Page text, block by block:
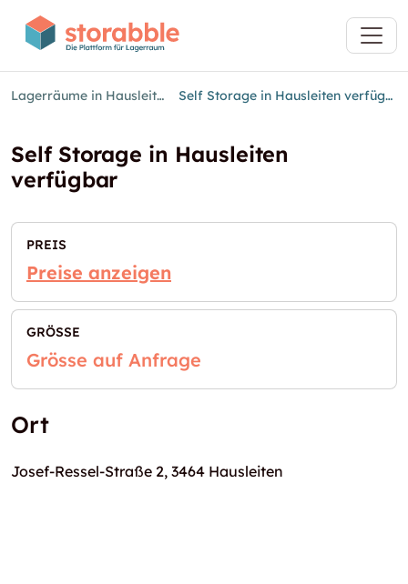
Lagerräume in Hausleiten Self Storage in Hausleiten verfügbar
Self Storage in Hausleiten
verfügbar
PREIS
Preise anzeigen
GRÖSSE
Grösse auf Anfrage
Ort
Josef-Ressel-Straße 2, 3464 Hausleiten